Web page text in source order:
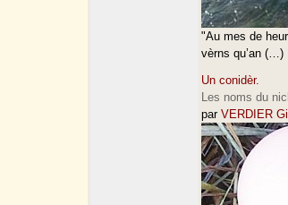
"Au mes de
vèrns qu’an (…)
Un conidèr.
Les noms du
par VERDIER